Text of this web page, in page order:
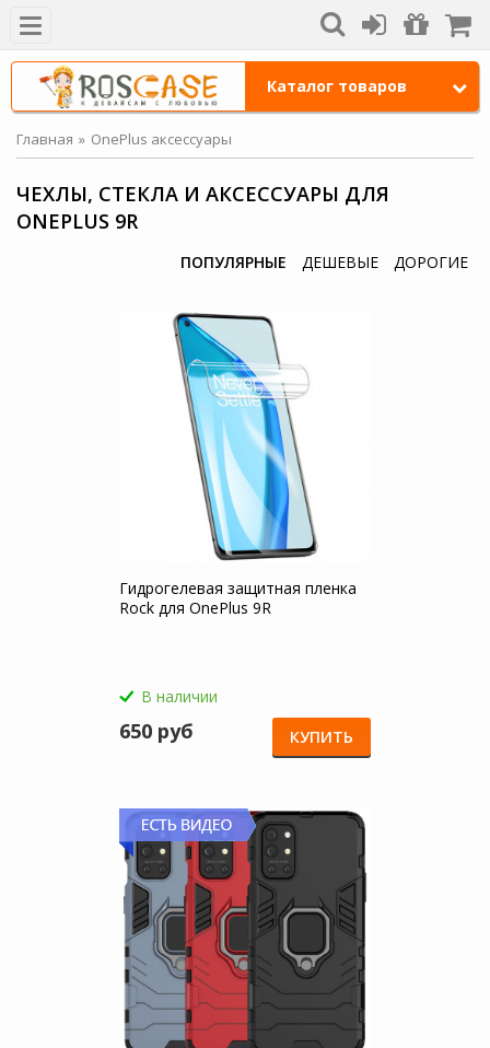
Каталог товаров
Главная OnePlus аксессуары
ЧЕХЛЫ, СТЕКЛА И АКСЕССУАРЫ ДЛЯ
ONEPLUS 9R
ПОПУЛЯРНЫЕ ДЕШЕВЫЕ ДОРОГИЕ
Гидрогелевая защитная пленка
Rock для OnePlus 9R
В наличии
650 руб КУПИТЬ